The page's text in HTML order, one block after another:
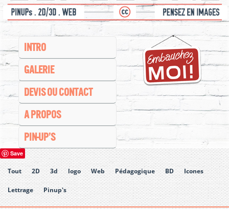
INTRO
GALERIE
DEVIS OU CONTACT
A PROPOS
PIN-UP’S
Save
Tout 2D 3d logo Web Pédagogique BD Icones
Lettrage Pinup's